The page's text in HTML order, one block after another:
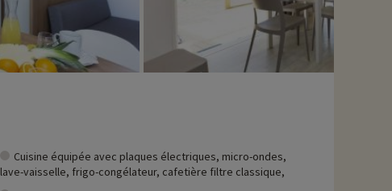
Cuisine équipée avec plaques électriques, micro-ondes,
lave-vaisselle, frigo-congélateur, cafetière filtre classique,